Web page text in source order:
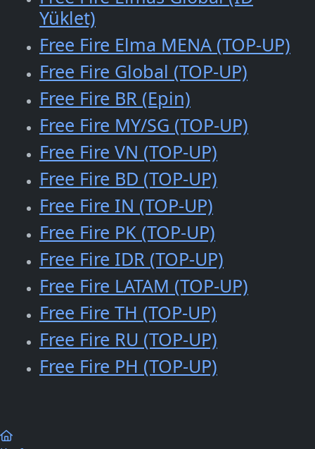
Yüklet)
Free Fire Elma MENA (TOP-UP)
Free Fire Global (TOP-UP)
Free Fire BR (Epin)
Free Fire MY/SG (TOP-UP)
Free Fire VN (TOP-UP)
Free Fire BD (TOP-UP)
Free Fire IN (TOP-UP)
Free Fire PK (TOP-UP)
Free Fire IDR (TOP-UP)
Free Fire LATAM (TOP-UP)
Free Fire TH (TOP-UP)
Free Fire RU (TOP-UP)
Free Fire PH (TOP-UP)